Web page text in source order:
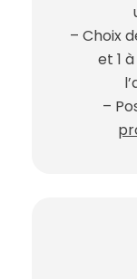
– Choix
et 1
–